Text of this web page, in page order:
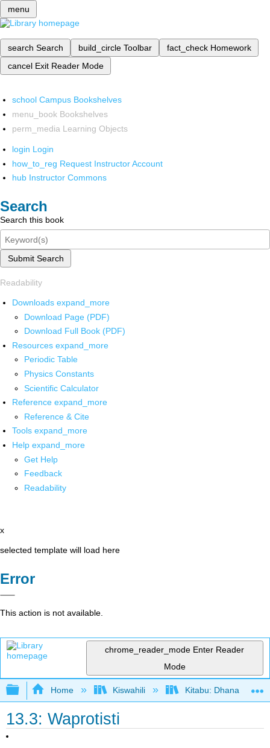
menu
search Search build_circle Toolbar fact_check Homework
cancel Exit Reader Mode
school Campus Bookshelves
menu_book Bookshelves
perm_media Learning Objects
login Login
how_to_reg Request Instructor Account
hub Instructor Commons
Search
Search this book
Submit Search
Readability
Downloads expand_more
Download Page (PDF)
Download Full Book (PDF)
Resources expand_more
Periodic Table
Physics Constants
Scientific Calculator
Reference expand_more
Reference & Cite
Tools expand_more
Help expand_more
Get Help
Feedback
Readability
x
selected template will load here
Error
This action is not available.
chrome_reader_mode Enter Reader
Mode
Expand/collapse global hierarchy
Home Kiswahili Kitabu: Dhana katika
13.3: Waprotisti